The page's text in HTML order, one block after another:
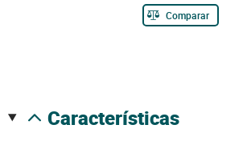
Comparar
características